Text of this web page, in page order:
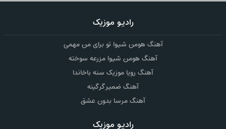
رادیو موزیک
آهنگ هومن شیوا تو برای من مهمی
آهنگ هومن شیوا مزرعه سوخته
آهنگ رویا موزیک سنه باخاندا
آهنگ ضمیر گرگینه
آهنگ مرسا بدون عشق
رادیو موزیک